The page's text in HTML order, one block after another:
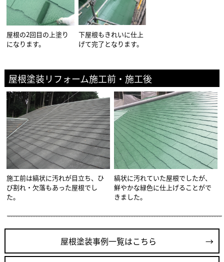
屋根の2回目の上塗り
になります。
下屋根もきれいに仕上
げて完了となります。
屋根塗装リフォーム施工前・施工後
施工前は縞状に汚れが目立ち、ひ
び割れ・欠落もあった屋根でし
た。
縞状に汚れていた屋根でしたが、
鮮やかな緑色に仕上げることがで
きました。
屋根塗装事例一覧はこちら